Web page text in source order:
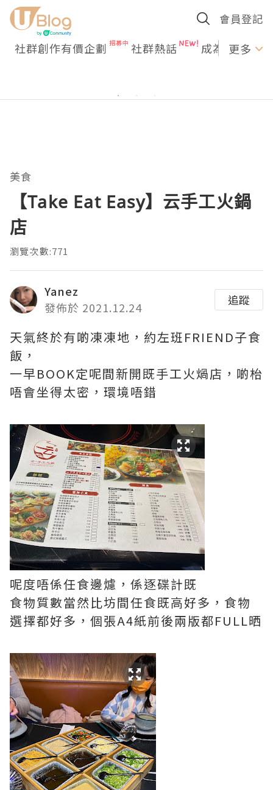
會員登記
社群創作有價企劃 社群熱話 成為U更多
美食
【Take Eat Easy】云手工火鍋
店
瀏覽次數:771
Yanez
發佈於 2021.12.24
追蹤
天氣終於有啲凍凍地，約左班FRIEND子食
飯，
一早BOOK定呢間新開既手工火煱店，啲枱
唔會坐得太密，環境唔錯
呢度唔係任食邊爈，係逐碟計既
食物質數當然比坊間任食既高好多，食物
選擇都好多，個張A4紙前後兩版都FULL晒